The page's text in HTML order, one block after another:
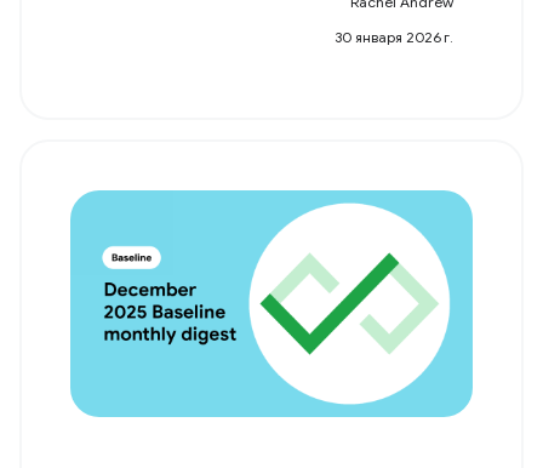
30 января 2026 г.